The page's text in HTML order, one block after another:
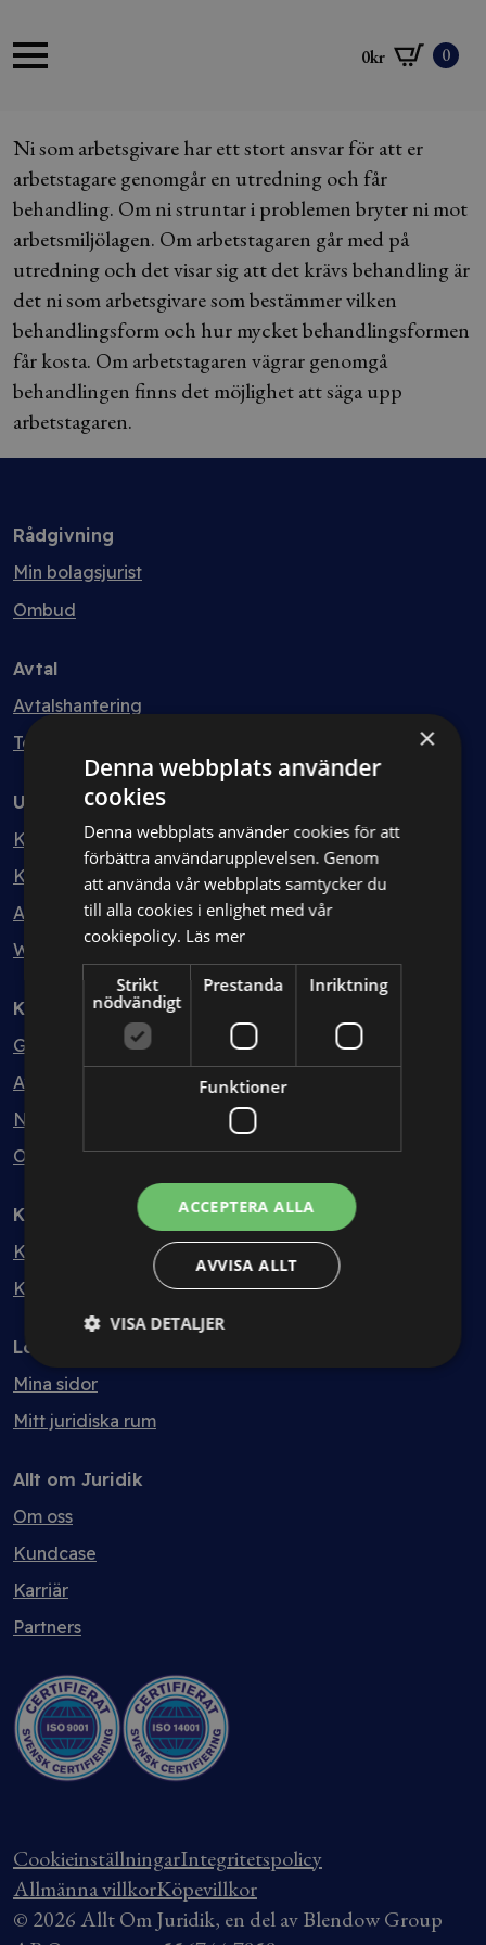
0kr 0
Ni som arbetsgivare har ett stort ansvar för att er
arbetstagare genomgår en utredning och får
behandling. Om ni struntar i problemen bryter ni mot
arbetsmiljölagen. Om arbetstagaren går med på
utredning och det visar sig att det krävs behandling är
det ni som arbetsgivare som bestämmer vilken
behandlingsform och hur mycket behandlingsformen
får kosta. Om arbetstagaren vägrar genomgå
behandlingen finns det möjlighet att säga upp
arbetstagaren.
Rådgivning
Min bolagsjurist
Ombud
Avtal
Avtalshantering
Testa kostnadsfritt
Utbildning
Kurser
Kurspaket
Abonnemang
Webbinarium
Kunskapsbank
Guider
Avtalsmallar
Nyheter
Ordlista
Kontakt
Kontakt
Kvalitet & hållbarhet
Logga in
Mina sidor
Mitt juridiska rum
Allt om Juridik
Om oss
Kundcase
Karriär
Partners
CookieinställningarIntegritetspolicy
Allmänna villkorKöpevillkor
© 2026 Allt Om Juridik, en del av Blendow Group
×
Denna webbplats använder
cookies
Denna webbplats använder cookies för att
förbättra användarupplevelsen. Genom
att använda vår webbplats samtycker du
till alla cookies i enlighet med vår
cookiepolicy. Läs mer
Strikt
nödvändigt
Prestanda Inriktning
Funktioner
ACCEPTERA ALLA
AVVISA ALLT
VISA DETALJER